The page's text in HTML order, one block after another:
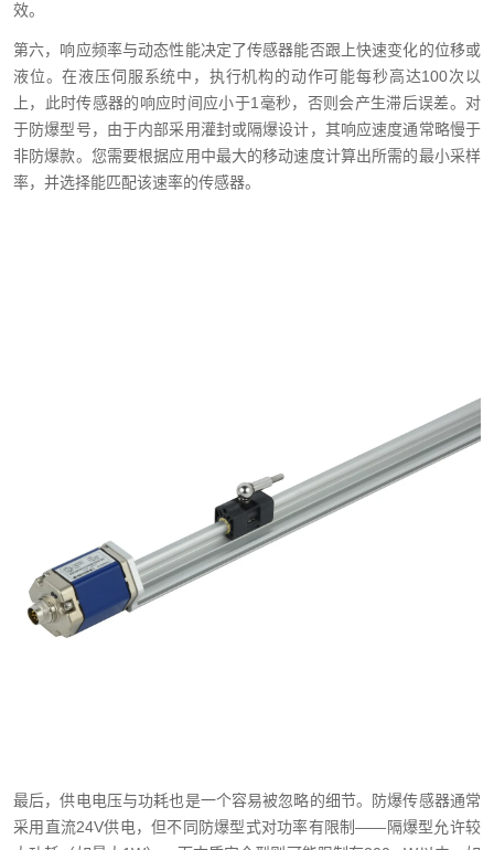
效。
第六，响应频率与动态性能决定了传感器能否跟上快速变化的位移或
液位。在液压伺服系统中，执行机构的动作可能每秒高达100次以
上，此时传感器的响应时间应小于1毫秒，否则会产生滞后误差。对
于防爆型号，由于内部采用灌封或隔爆设计，其响应速度通常略慢于
非防爆款。您需要根据应用中最大的移动速度计算出所需的最小采样
率，并选择能匹配该速率的传感器。
最后，供电电压与功耗也是一个容易被忽略的细节。防爆传感器通常
采用直流24V供电，但不同防爆型式对功率有限制——隔爆型允许较